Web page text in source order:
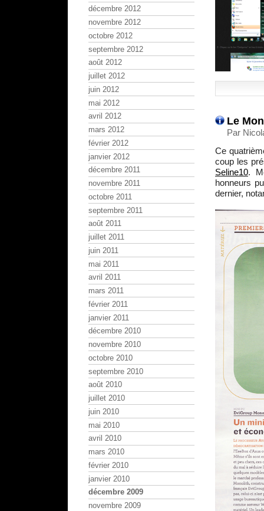
Le
Par
Ce
coup les
Seline10.
honneurs
dernier,
décembre 2012
novembre 2012
octobre 2012
septembre 2012
août 2012
juillet 2012
juin 2012
mai 2012
avril 2012
mars 2012
février 2012
janvier 2012
décembre 2011
novembre 2011
octobre 2011
septembre 2011
août 2011
juillet 2011
juin 2011
mai 2011
avril 2011
mars 2011
février 2011
janvier 2011
décembre 2010
novembre 2010
octobre 2010
septembre 2010
août 2010
juillet 2010
juin 2010
mai 2010
avril 2010
mars 2010
février 2010
janvier 2010
décembre 2009
novembre 2009